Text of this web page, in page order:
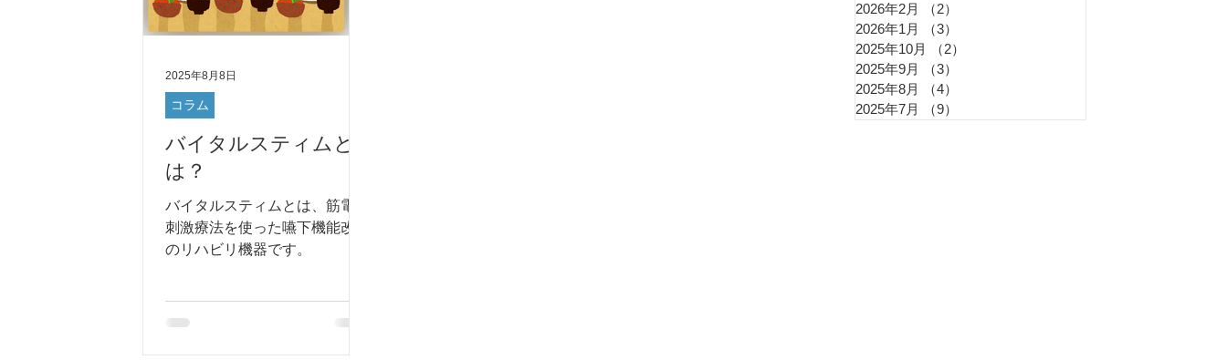
バイタルスティムと
は？
バイタルスティムとは、筋電気
刺激療法を使った嚥下機能改善
のリハビリ機器です。
コラム
2025年8月8日
2026年2月
（2）
2026年1月
（3）
2025年10月
（2）
2025年9月
（3）
2025年8月
（4）
2025年7月
（9）